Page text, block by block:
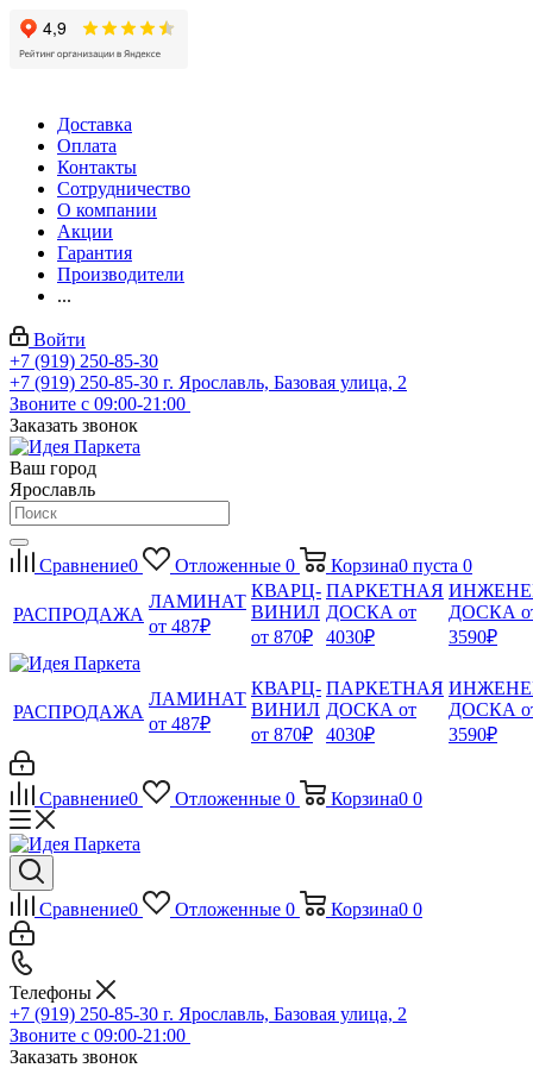
Доставка
Оплата
Контакты
Сотрудничество
О компании
Акции
Гарантия
Производители
...
Войти
+7 (919) 250-85-30
+7 (919) 250-85-30 г. Ярославль, Базовая улица, 2
Звоните с 09:00-21:00
Заказать звонок
Ваш город
Ярославль
Сравнение0 Отложенные 0 Корзина0 пуста 0
РАСПРОДАЖА
ЛАМИНАТ
от 487₽
КВАРЦ-
ВИНИЛ
от 870₽
ПАРКЕТНАЯ
ДОСКА от
4030₽
ДОСКА
3590₽
РАСПРОДАЖА
ЛАМИНАТ
от 487₽
КВАРЦ-
ВИНИЛ
от 870₽
ПАРКЕТНАЯ
ДОСКА от
4030₽
ДОСКА
3590₽
Сравнение0 Отложенные 0 Корзина0 0
Сравнение0 Отложенные 0 Корзина0 0
Телефоны
+7 (919) 250-85-30 г. Ярославль, Базовая улица, 2
Звоните с 09:00-21:00
Заказать звонок